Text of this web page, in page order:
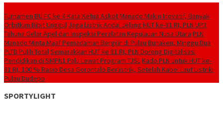
Turnamen BU FC ke 4 Kata Ketua Askot Manado Makin Inovatif, Banyak
Orbitkan Bibit Unggul Jaga Listrik Andal Jelang HUT ke-81 RI, PLN UP3
Tahuna Gelar Apel dan Inspeksi Peralatan Kepulauan Nusa Utara PLN
Manado Minta Maaf Pemadaman Bergilir di Pulau Bunaken, Minggu Dua
PLTD Pulih TotalSemarakkan HUT ke 81 RI, PLN Dorong Digitalisasi
Pendidikan di SMPN1 Palu Lewat Program TJSLKado PLN untuk HUT ke-
81 RI, 100 % Rasio Desa Gorontalo Berlistrik, Setelah Kabel Laut Listriki
Pulau Dudepo
SPORTYLIGHT